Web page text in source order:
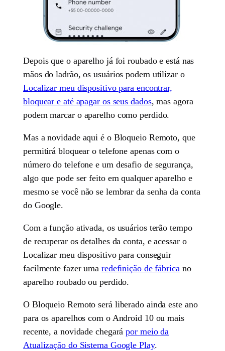
Depois que o aparelho já foi roubado e está nas
mãos do ladrão, os usuários podem utilizar o
Localizar meu dispositivo para encontrar,
bloquear e até apagar os seus dados, mas agora
podem marcar o aparelho como perdido.
Mas a novidade aqui é o Bloqueio Remoto, que
permitirá bloquear o telefone apenas com o
número do telefone e um desafio de segurança,
algo que pode ser feito em qualquer aparelho e
mesmo se você não se lembrar da senha da conta
do Google.
Com a função ativada, os usuários terão tempo
de recuperar os detalhes da conta, e acessar o
Localizar meu dispositivo para conseguir
facilmente fazer uma redefinição de fábrica no
aparelho roubado ou perdido.
O Bloqueio Remoto será liberado ainda este ano
para os aparelhos com o Android 10 ou mais
recente, a novidade chegarápor meio da
Atualização do Sistema Google Play.